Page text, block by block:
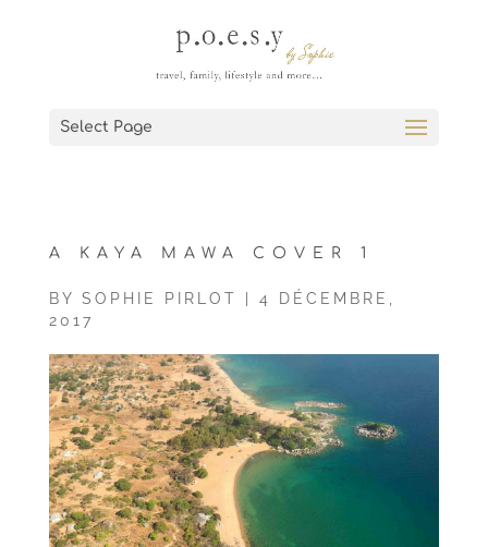
Select Page
A KAYA MAWA COVER 1
BY SOPHIE PIRLOT
4 DÉCEMBRE,
2017